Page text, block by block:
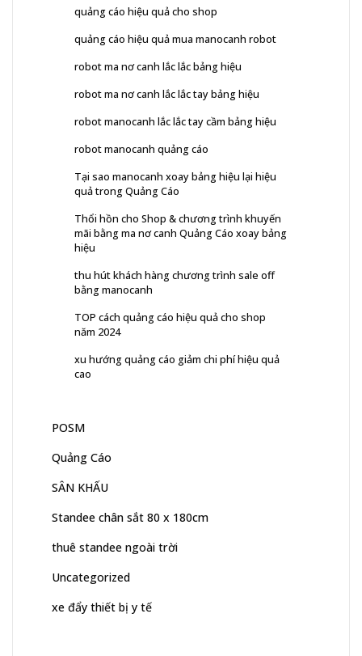
quảng cáo hiệu quả cho shop
quảng cáo hiệu quả mua manocanh robot
robot ma nơ canh lắc lắc bảng hiệu
robot ma nơ canh lắc lắc tay bảng hiệu
robot manocanh lắc lắc tay cầm bảng hiệu
robot manocanh quảng cáo
Tại sao manocanh xoay bảng hiệu lại hiệu
quả trong Quảng Cáo
Thổi hồn cho Shop & chương trình khuyến
mãi bằng ma nơ canh Quảng Cáo xoay bảng
hiệu
thu hút khách hàng chương trình sale off
bằng manocanh
TOP cách quảng cáo hiệu quả cho shop
năm 2024
xu hướng quảng cáo giảm chi phí hiệu quả
cao
POSM
Quảng Cáo
SÂN KHẤU
Standee chân sắt 80 x 180cm
thuê standee ngoài trời
Uncategorized
xe đẩy thiết bị y tế